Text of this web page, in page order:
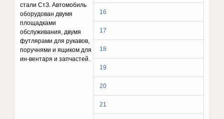
16
17
18
19
20
21
стали СтЗ. Автомобиль
оборудован двумя
площадками
обслуживания, двумя
футлярами для рукавов,
поручнями и ящиком для
ин-вентаря и запчастей.